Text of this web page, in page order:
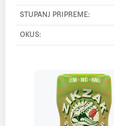
STUPANJ PRIPREME:
OKUS: